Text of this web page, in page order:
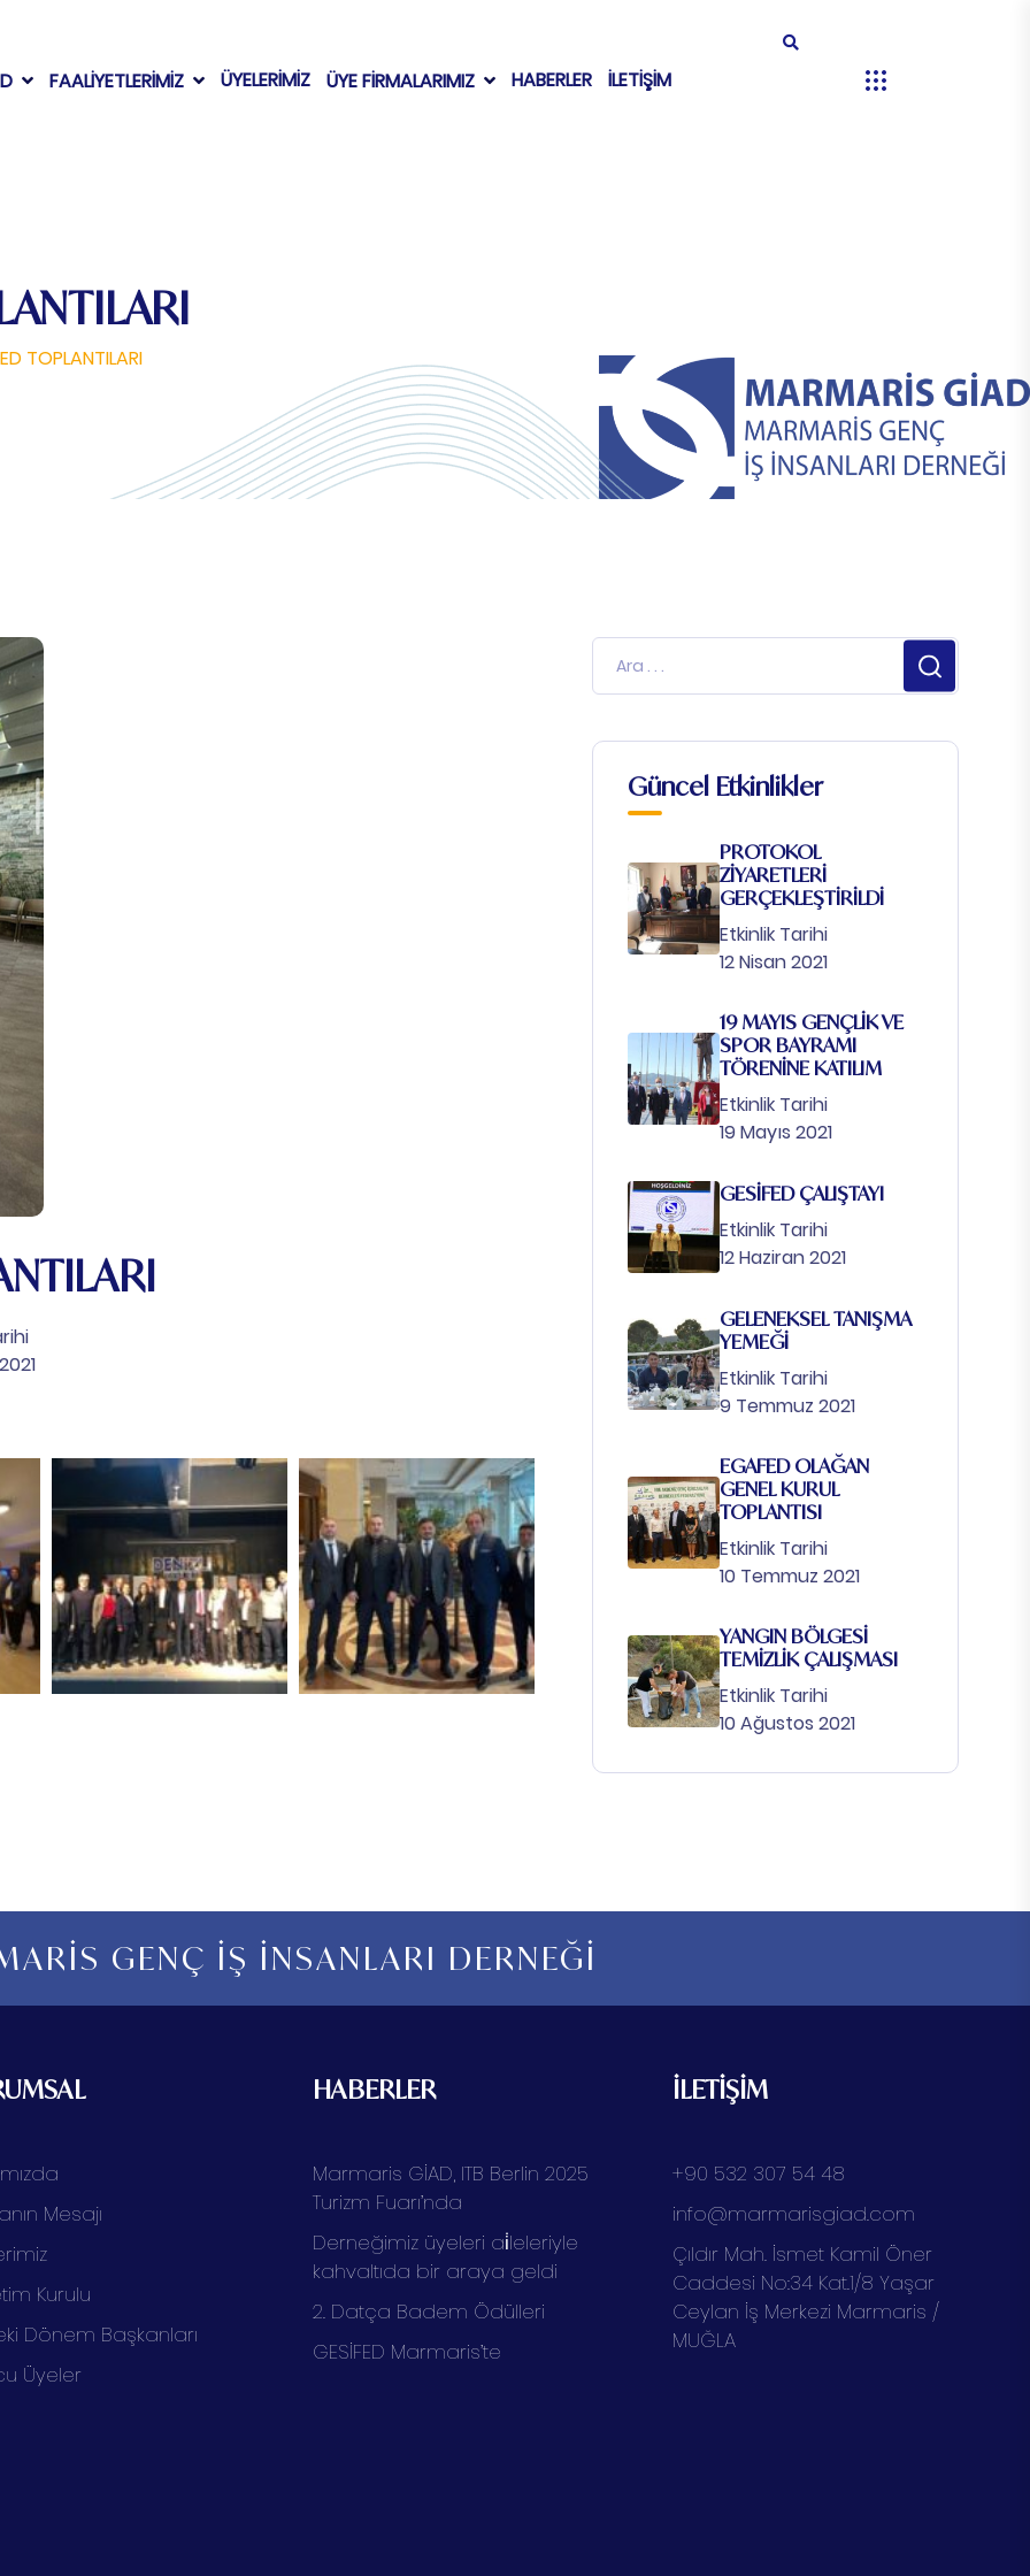
FAALİYETLERİMİZ ÜYELERİMİZ ÜYE FİRMALARIMIZ HABERLER İLETİŞİM
TOPLANTILARI
Güncel Etkinlikler
PROTOKOL
ZİYARETLERİ
GERÇEKLEŞTİRİLDİ
Etkinlik Tarihi
12 Nisan 2021
19 MAYIS GENÇLİK VE
SPOR BAYRAMI
TÖRENİNE KATILIM
Etkinlik Tarihi
19 Mayıs 2021
GESİFED ÇALIŞTAYI
Etkinlik Tarihi
12 Haziran 2021
GELENEKSEL TANIŞMA
YEMEĞİ
Etkinlik Tarihi
9 Temmuz 2021
EGAFED OLAĞAN
GENEL KURUL
TOPLANTISI
Etkinlik Tarihi
10 Temmuz 2021
YANGIN BÖLGESİ
TEMİZLİK ÇALIŞMASI
Etkinlik Tarihi
10 Ağustos 2021
GENÇ İŞ İNSANLARI DERNEĞİ
Mesajı
Kurulu
Dönem Başkanları
Üyeler
HABERLER
Marmaris GİAD, ITB Berlin 2025
Turizm Fuarı’nda
Derneğimiz üyeleri ai̇leleriyle
kahvaltıda bir araya geldi
2. Datça Badem Ödülleri
GESİFED Marmaris’te
İLETİŞİM
+90 532 307 54 48
info@marmarisgiad.com
Çıldır Mah. İsmet Kamil Öner
Caddesi No:34 Kat.1/8 Yaşar
Ceylan İş Merkezi Marmaris /
MUĞLA